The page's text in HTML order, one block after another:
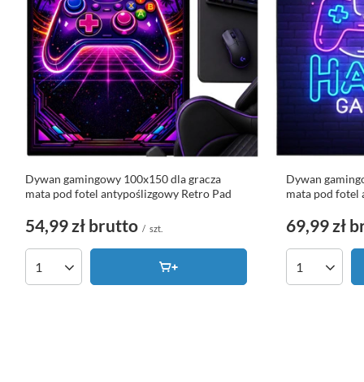
Dywan gamingowy 100x150 dla gracza
mata pod fotel antypoślizgowy Retro Pad
54,99 zł brutto / szt.
Ilość produktów
Dywan
mata pod fotel
69,99 zł
Ilość